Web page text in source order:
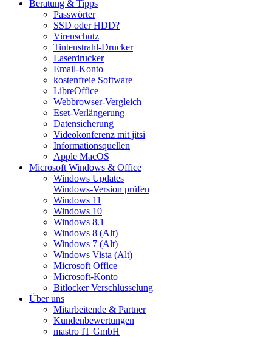
Beratung & Tipps
Passwörter
SSD oder HDD?
Virenschutz
Tintenstrahl-Drucker
Laserdrucker
Email-Konto
kostenfreie Software
LibreOffice
Webbrowser-Vergleich
Eset-Verlängerung
Datensicherung
Videokonferenz mit jitsi
Informationsquellen
Apple MacOS
Microsoft Windows & Office
Windows Updates
Windows-Version prüfen
Windows 11
Windows 10
Windows 8.1
Windows 8 (Alt)
Windows 7 (Alt)
Windows Vista (Alt)
Microsoft Office
Microsoft-Konto
Bitlocker Verschlüsselung
Über uns
Mitarbeitende & Partner
Kundenbewertungen
mastro IT GmbH